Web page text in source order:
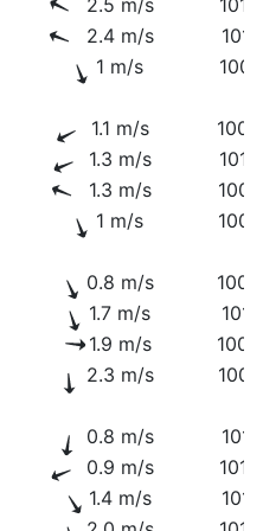
2.4 m/s
1 m/s
1.1 m/s
1.3 m/s
1.3 m/s
1 m/s
0.8 m/s
1.7 m/s
1.9 m/s
2.3 m/s
0.8 m/s
0.9 m/s
1.4 m/s